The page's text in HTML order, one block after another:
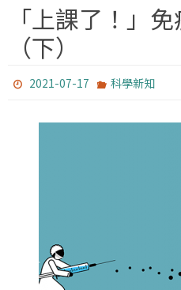
「上課了！」
（下）
2021-07-17 科學新知